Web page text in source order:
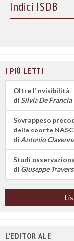
Indici ISDB
I PIÙ LETTI
Oltre l’invisibilità
di Silvia De Francia
Sovrappeso
della coorte
di Antonio
Studi
di Giuseppe
L'EDITORIALE